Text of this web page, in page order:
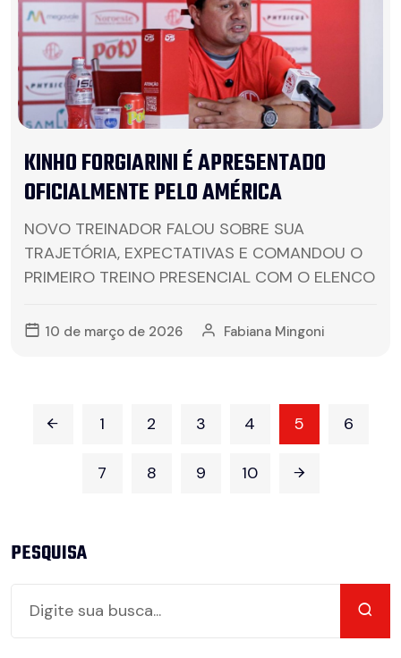
KINHO FORGIARINI É APRESENTADO
OFICIALMENTE PELO AMÉRICA
NOVO TREINADOR FALOU SOBRE SUA
TRAJETÓRIA, EXPECTATIVAS E COMANDOU O
PRIMEIRO TREINO PRESENCIAL COM O ELENCO
10 de março de 2026 Fabiana Mingoni
1 2 3 4 5 6
7 8 9 10
PESQUISA